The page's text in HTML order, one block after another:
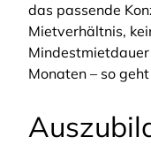
das passende
Mietverhältnis,
Monaten – so